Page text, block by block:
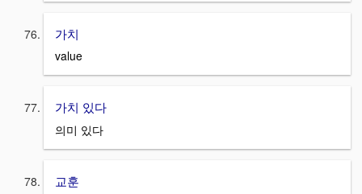
가치
value
가치 있다
의미 있다
교훈